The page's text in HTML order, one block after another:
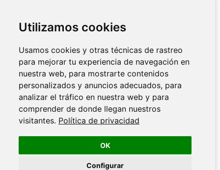
Utilizamos cookies
Usamos cookies y otras técnicas de rastreo
para mejorar tu experiencia de navegación en
nuestra web, para mostrarte contenidos
personalizados y anuncios adecuados, para
analizar el tráfico en nuestra web y para
comprender de donde llegan nuestros
visitantes. Política de privacidad
OK
Configurar